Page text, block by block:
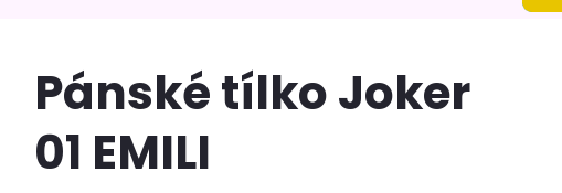
Pánské tílko Joker
01 EMILI